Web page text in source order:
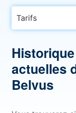
Tarifs
actuelles
Belvus